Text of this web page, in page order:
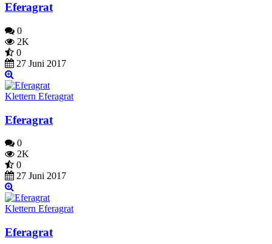
Eferagrat
0
2K
0
27 Juni 2017
Klettern Eferagrat
Eferagrat
0
2K
0
27 Juni 2017
Klettern Eferagrat
Eferagrat